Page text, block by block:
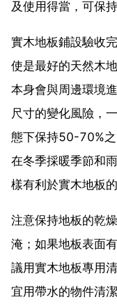
及使用得當，可保
實木地板鋪設驗收
使是最好的天然木
本身會與周邊環境
尺寸的變化風險，
態下保持50-70%
在冬季採暖季節和
樣有利於實木地板的
注意保持地板的乾
淹；如果地板表面
議用實木地板專用
宜用帶水的物件清